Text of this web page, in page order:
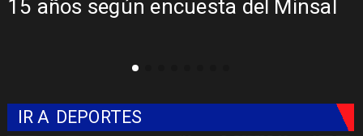
15 años según encuesta del Minsal
IR A DEPORTES